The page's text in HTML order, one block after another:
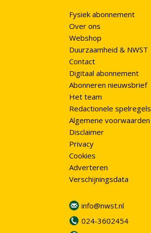
Fysiek abonnement
Over ons
Webshop
Duurzaamheid & NWST
Contact
Digitaal abonnement
Abonneren nieuwsbrief
Het team
Redactionele spelregels
Algemene voorwaarden
Disclaimer
Privacy
Cookies
Adverteren
Verschijningsdata
info@nwst.nl
024-3602454